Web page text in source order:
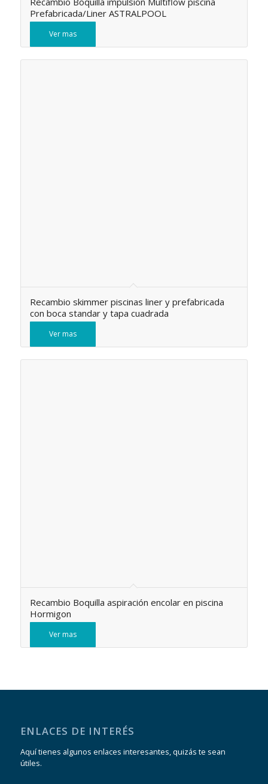
Prefabricada/Liner ASTRALPOOL
Ver mas
Recambio skimmer piscinas liner y prefabricada
con boca standar y tapa cuadrada
Ver mas
Recambio Boquilla aspiración encolar en piscina
Hormigon
Ver mas
ENLACES DE INTERÉS
Aquí tienes algunos enlaces interesantes, quizás te sean
útiles.